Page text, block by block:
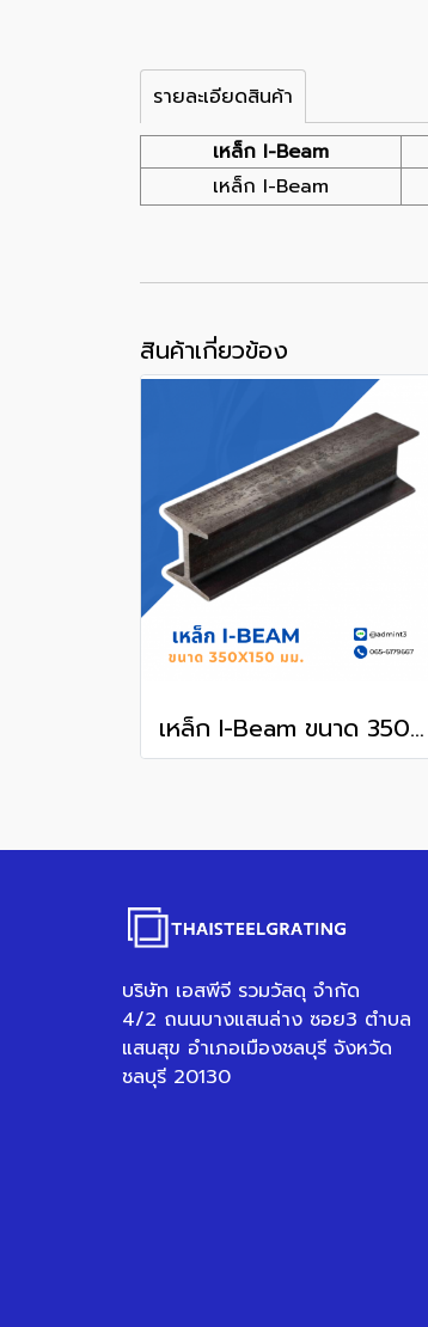
รายละเอียดสินค้า
เหล็ก I-Beam
เหล็ก I-Beam
สินค้าเกี่ยวข้อง
เหล็ก I-Beam ขนาด 350x150 mm.
บริษัท เอสพีจี รวมวัสดุ จำกัด
4/2 ถนนบางแสนล่าง ซอย3 ตำบล
แสนสุข อำเภอเมืองชลบุรี จังหวัด
ชลบุรี 20130